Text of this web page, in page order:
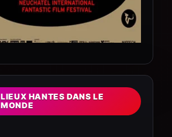
LIEUX HANTES DANS LE
MONDE